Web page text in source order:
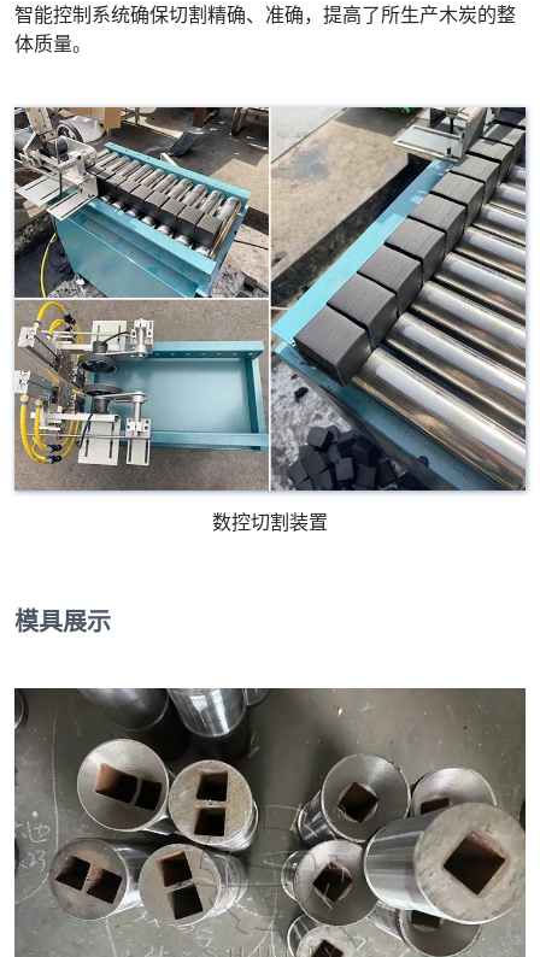
智能控制系统确保切割精确、准确，提高了所生产木炭的整
体质量。
数控切割装置
模具展示